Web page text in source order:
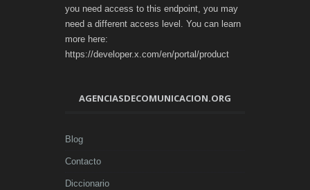
you need access to this endpoint, you may
need a different access level. You can learn
more here:
https://developer.x.com/en/portal/product
AGENCIASDECOMUNICACION.ORG
Blog
Contacto
Diccionario